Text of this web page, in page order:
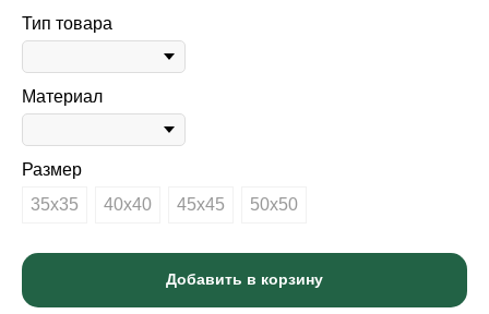
Тип товара
Материал
Размер
35х35
40х40 45х45 50х50
Добавить в корзину